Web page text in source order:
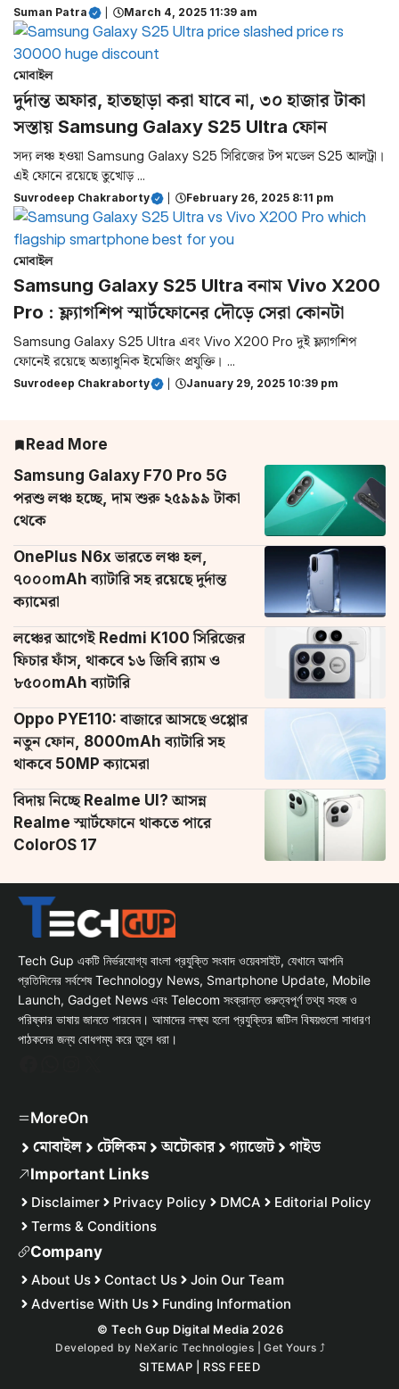
Suman Patra March 4, 2025 11:39 am
মোবাইল
দুর্দান্ত অফার, হাতছাড়া করা যাবে না, ৩০ হাজার টাকা
সস্তায় Samsung Galaxy S25 Ultra ফোন
সদ্য লঞ্চ হওয়া Samsung Galaxy S25 সিরিজের টপ মডেল S25 আলট্রা।
এই ফোনে রয়েছে তুখোড় ...
Suvrodeep Chakraborty February 26, 2025 8:11 pm
মোবাইল
Samsung Galaxy S25 Ultra বনাম Vivo X200
Pro : ফ্ল্যাগশিপ স্মার্টফোনের দৌড়ে সেরা কোনটা
Samsung Galaxy S25 Ultra এবং Vivo X200 Pro দুই ফ্ল্যাগশিপ
ফোনেই রয়েছে অত্যাধুনিক ইমেজিং প্রযুক্তি। ...
Suvrodeep Chakraborty January 29, 2025 10:39 pm
Read More
Samsung Galaxy F70 Pro 5G
পরশু লঞ্চ হচ্ছে, দাম শুরু ২৫৯৯৯ টাকা
থেকে
OnePlus N6x ভারতে লঞ্চ হল,
৭০০০mAh ব্যাটারি সহ রয়েছে দুর্দান্ত
ক্যামেরা
লঞ্চের আগেই Redmi K100 সিরিজের
ফিচার ফাঁস, থাকবে ১৬ জিবি র‌্যাম ও
৮৫০০mAh ব্যাটারি
Oppo PYE110: বাজারে আসছে ওপ্পোর
নতুন ফোন, 8000mAh ব্যাটারি সহ
থাকবে 50MP ক্যামেরা
বিদায় নিচ্ছে Realme UI? আসন্ন
Realme স্মার্টফোনে থাকতে পারে
ColorOS 17
Tech Gup একটি নির্ভরযোগ্য বাংলা প্রযুক্তি সংবাদ ওয়েবসাইট, যেখানে আপনি
প্রতিদিনের সর্বশেষ Technology News, Smartphone Update, Mobile
Launch, Gadget News এবং Telecom সংক্রান্ত গুরুত্বপূর্ণ তথ্য সহজ ও
পরিষ্কার ভাষায় জানতে পারবেন। আমাদের লক্ষ্য হলো প্রযুক্তির জটিল বিষয়গুলো সাধারণ
পাঠকদের জন্য বোধগম্য করে তুলে ধরা।
MoreOn
মোবাইল টেলিকম অটোকার গ্যাজেট গাইড
Important Links
Disclaimer Privacy Policy DMCA
Editorial Policy
Terms & Conditions
Company
About Us Contact Us
Join Our Team
Advertise With Us
Funding Information
© Tech Gup Digital Media 2026
Developed by NeXaric Technologies | Get Yours ⤴︎
SITEMAP RSS FEED